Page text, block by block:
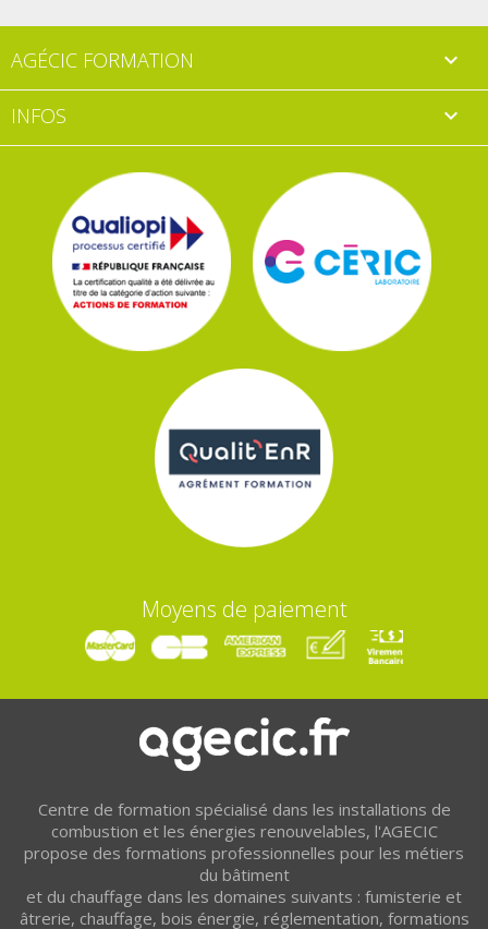
AGÉCIC FORMATION 
INFOS 
Moyens de paiement
Centre de formation spécialisé dans les installations de
combustion et les énergies renouvelables, l'AGECIC
propose des formations professionnelles pour les métiers
du bâtiment
et du chauffage dans les domaines suivants : fumisterie et
âtrerie, chauffage, bois énergie, réglementation, formations